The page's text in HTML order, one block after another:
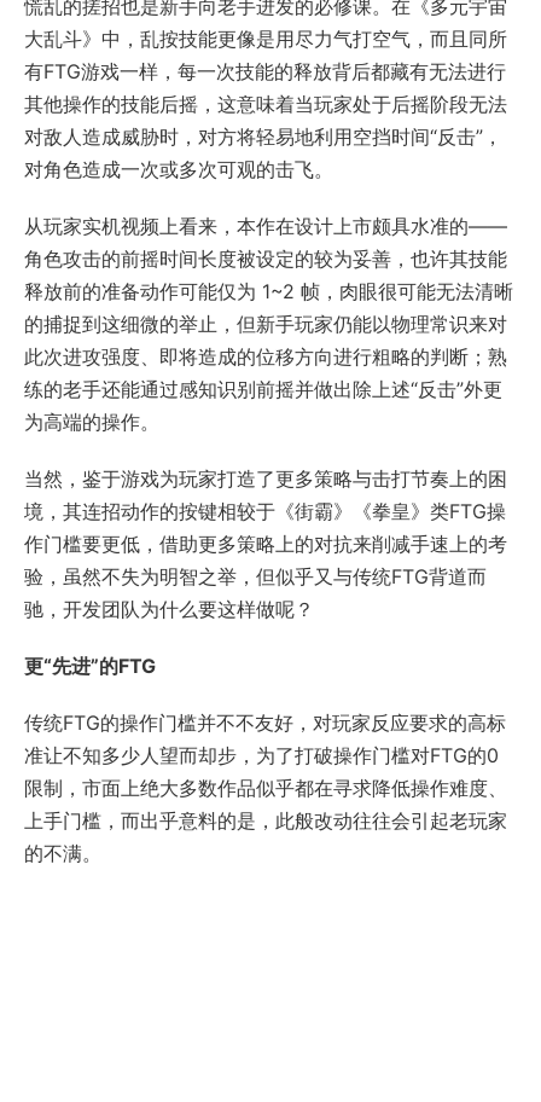
慌乱的搓招也是新手向老手进发的必修课。在《多元宇宙
大乱斗》中，乱按技能更像是用尽力气打空气，而且同所
有FTG游戏一样，每一次技能的释放背后都藏有无法进行
其他操作的技能后摇，这意味着当玩家处于后摇阶段无法
对敌人造成威胁时，对方将轻易地利用空挡时间“反击”，
对角色造成一次或多次可观的击飞。
从玩家实机视频上看来，本作在设计上市颇具水准的——
角色攻击的前摇时间长度被设定的较为妥善，也许其技能
释放前的准备动作可能仅为 1~2 帧，肉眼很可能无法清晰
的捕捉到这细微的举止，但新手玩家仍能以物理常识来对
此次进攻强度、即将造成的位移方向进行粗略的判断；熟
练的老手还能通过感知识别前摇并做出除上述“反击”外更
为高端的操作。
当然，鉴于游戏为玩家打造了更多策略与击打节奏上的困
境，其连招动作的按键相较于《街霸》《拳皇》类FTG操
作门槛要更低，借助更多策略上的对抗来削减手速上的考
验，虽然不失为明智之举，但似乎又与传统FTG背道而
驰，开发团队为什么要这样做呢？
更“先进”的FTG
传统FTG的操作门槛并不不友好，对玩家反应要求的高标
准让不知多少人望而却步，为了打破操作门槛对FTG的0
限制，市面上绝大多数作品似乎都在寻求降低操作难度、
上手门槛，而出乎意料的是，此般改动往往会引起老玩家
的不满。